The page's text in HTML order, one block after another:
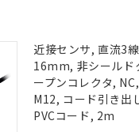
近接センサ, 直流3
16mm, 非シールド
ープンコレクタ,
M12, コード引き出
PVCコード, 2m